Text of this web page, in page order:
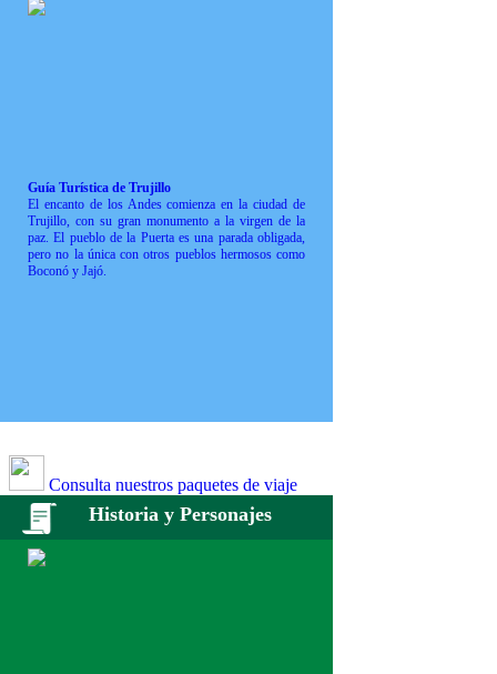
Guía Turística de Trujillo
El encanto de los Andes comienza en la ciudad de
Trujillo, con su gran monumento a la virgen de la
paz. El pueblo de la Puerta es una parada obligada,
pero no la única con otros pueblos hermosos como
Boconó y Jajó.
Consulta nuestros paquetes de viaje
Historia y Personajes